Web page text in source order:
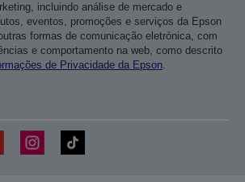
incluindo análise de mercado e
eventos, promoções e serviços da Epson
formas de comunicação eletrónica, com
e comportamento na web, como descrito
de Privacidade da Epson.